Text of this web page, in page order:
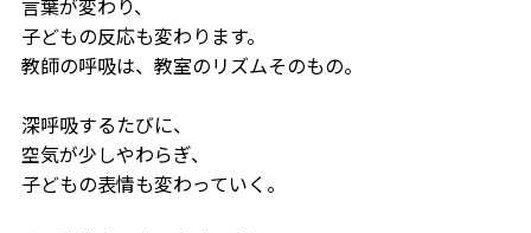
子どもの反応も変わります。
教師の呼吸は、教室のリズムそのもの。
深呼吸するたびに、
空気が少しやわらぎ、
子どもの表情も変わっていく。